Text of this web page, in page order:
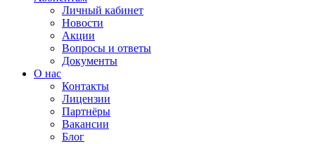
Личный кабинет
Новости
Акции
Вопросы и ответы
Документы
О нас
Контакты
Лицензии
Партнёры
Вакансии
Блог